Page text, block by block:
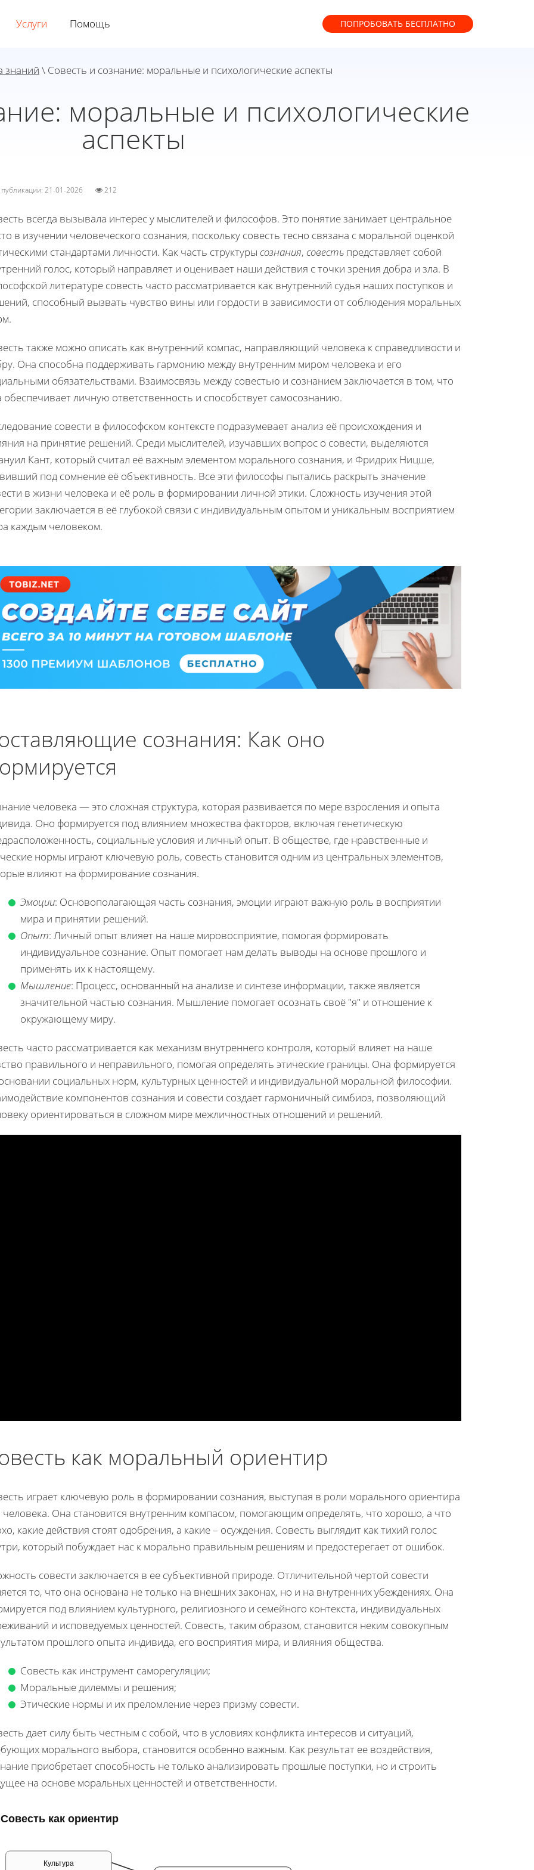
Услуги Помощь ПОПРОБОВАТЬ БЕСПЛАТНО
знаний \ Совесть и сознание: моральные и психологические аспекты
моральные и психологические
аспекты
публикации: 21-01-2026 212
всегда вызывала интерес у мыслителей и философов. Это понятие занимает центральное
в изучении человеческого сознания, поскольку совесть тесно связана с моральной оценкой
стандартами личности. Как часть структуры сознания, совесть представляет собой
голос, который направляет и оценивает наши действия с точки зрения добра и зла. В
литературе совесть часто рассматривается как внутренний судья наших поступков и
способный вызвать чувство вины или гордости в зависимости от соблюдения моральных
также можно описать как внутренний компас, направляющий человека к справедливости и
Она способна поддерживать гармонию между внутренним миром человека и его
обязательствами. Взаимосвязь между совестью и сознанием заключается в том, что
обеспечивает личную ответственность и способствует самосознанию.
совести в философском контексте подразумевает анализ её происхождения и
на принятие решений. Среди мыслителей, изучавших вопрос о совести, выделяются
Кант, который считал её важным элементом морального сознания, и Фридрих Ницше,
под сомнение её объективность. Все эти философы пытались раскрыть значение
в жизни человека и её роль в формировании личной этики. Сложность изучения этой
заключается в её глубокой связи с индивидуальным опытом и уникальным восприятием
каждым человеком.
сознания: Как оно
человека — это сложная структура, которая развивается по мере взросления и опыта
Оно формируется под влиянием множества факторов, включая генетическую
социальные условия и личный опыт. В обществе, где нравственные и
нормы играют ключевую роль, совесть становится одним из центральных элементов,
влияют на формирование сознания.
Эмоции: Основополагающая часть сознания, эмоции играют важную роль в восприятии
мира и принятии решений.
Опыт: Личный опыт влияет на наше мировосприятие, помогая формировать
индивидуальное сознание. Опыт помогает нам делать выводы на основе прошлого и
применять их к настоящему.
Мышление: Процесс, основанный на анализе и синтезе информации, также является
значительной частью сознания. Мышление помогает осознать своё "я" и отношение к
окружающему миру.
часто рассматривается как механизм внутреннего контроля, который влияет на наше
правильного и неправильного, помогая определять этические границы. Она формируется
социальных норм, культурных ценностей и индивидуальной моральной философии.
компонентов сознания и совести создаёт гармоничный симбиоз, позволяющий
ориентироваться в сложном мире межличностных отношений и решений.
как моральный ориентир
играет ключевую роль в формировании сознания, выступая в роли морального ориентира
человека. Она становится внутренним компасом, помогающим определять, что хорошо, а что
какие действия стоят одобрения, а какие – осуждения. Совесть выглядит как тихий голос
который побуждает нас к морально правильным решениям и предостерегает от ошибок.
совести заключается в ее субъективной природе. Отличительной чертой совести
то, что она основана не только на внешних законах, но и на внутренних убеждениях. Она
под влиянием культурного, религиозного и семейного контекста, индивидуальных
и исповедуемых ценностей. Совесть, таким образом, становится неким совокупным
прошлого опыта индивида, его восприятия мира, и влияния общества.
Совесть как инструмент саморегуляции;
Моральные дилеммы и решения;
Этические нормы и их преломление через призму совести.
дает силу быть честным с собой, что в условиях конфликта интересов и ситуаций,
морального выбора, становится особенно важным. Как результат ее воздействия,
приобретает способность не только анализировать прошлые поступки, но и строить
на основе моральных ценностей и ответственности.
Совесть как ориентир
Культура